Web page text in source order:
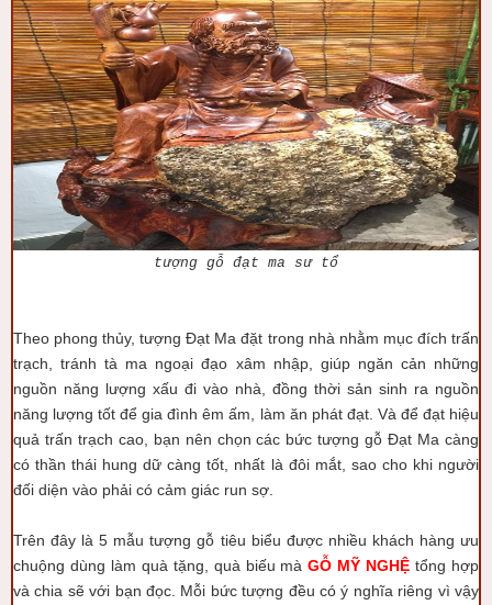
tượng gỗ đạt ma sư tổ
Theo phong thủy, tượng Đạt Ma đặt trong nhà nhằm mục đích trấn
trạch, tránh tà ma ngoại đạo xâm nhập, giúp ngăn cản những
nguồn năng lượng xấu đi vào nhà, đồng thời sản sinh ra nguồn
năng lượng tốt để gia đình êm ấm, làm ăn phát đạt. Và để đạt hiệu
quả trấn trạch cao, bạn nên chọn các bức tượng gỗ Đạt Ma càng
có thần thái hung dữ càng tốt, nhất là đôi mắt, sao cho khi người
đối diện vào phải có cảm giác run sợ.
Trên đây là 5 mẫu tượng gỗ tiêu biểu được nhiều khách hàng ưu
chuộng dùng làm quà tặng, quà biếu màGỖ MỸ NGHỆtổng hợp
và chia sẽ với bạn đọc. Mỗi bức tượng đều có ý nghĩa riêng vì vậy